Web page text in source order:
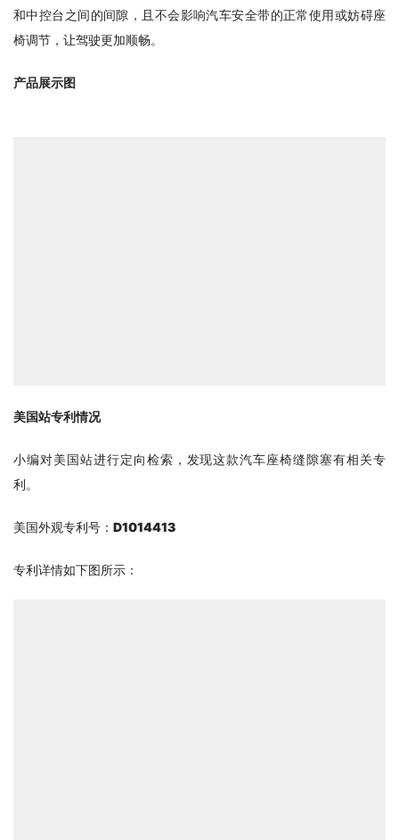
和中控台之间的间隙，且不会影响汽车安全带的正常使用或妨碍座
椅调节，让驾驶更加顺畅。
产品展示图
美国站专利情况
小编对美国站进行定向检索，发现这款汽车座椅缝隙塞有相关专
利。
美国外观专利号： D1014413
专利详情如下图所示：